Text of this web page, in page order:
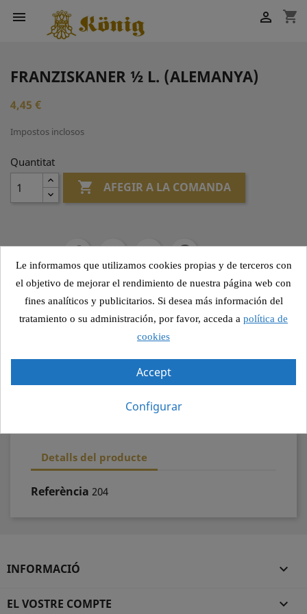
 shopping_cart

FRANZISKANER ½ L. (ALEMANYA)
4,45 €
Impostos inclosos
Quantitat
 AFEGIR A LA COMANDA
Pagament segur
100% qualitat
Detalls del producte
Referència 204
INFORMACIÓ 
EL VOSTRE COMPTE 
Le informamos que utilizamos cookies propias y de terceros con
el objetivo de mejorar el rendimiento de nuestra página web con
fines analíticos y publicitarios. Si desea más información del
tratamiento o su administración, por favor, acceda a política de
cookies
Accept
Configurar